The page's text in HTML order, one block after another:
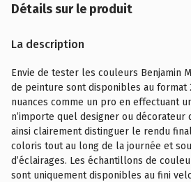
Détails sur le produit
La description
Envie de tester les couleurs Benjamin
de peinture sont disponibles au format
nuances comme un pro en effectuant
n’importe quel designer ou décorateur
ainsi clairement distinguer le rendu
coloris tout au long de la journée et
d’éclairages. Les échantillons de
sont uniquement disponibles au fini